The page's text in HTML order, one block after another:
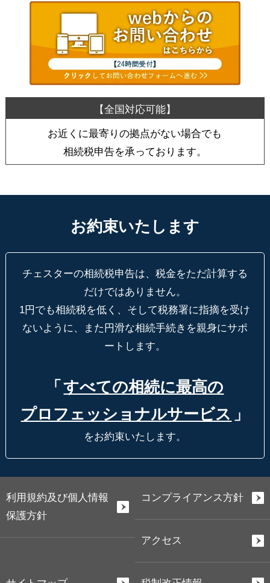
お近くに最寄りの拠点がない場合でも
相続税申告を承っております。
お約束いたします
チェスターの相続税申告は、税金をただ計算する
だけではありません。
1円でも相続税を低く、そして税務署に指摘を受け
ないように、
また円滑な相続手続きを親身にサポ
ートします。
「 すべての相続に最高の
プロフェッショナルサービス 」
をお約束いたします。
利用規約及び個人情報
保護方針
コンプライアンス方針
アクセス